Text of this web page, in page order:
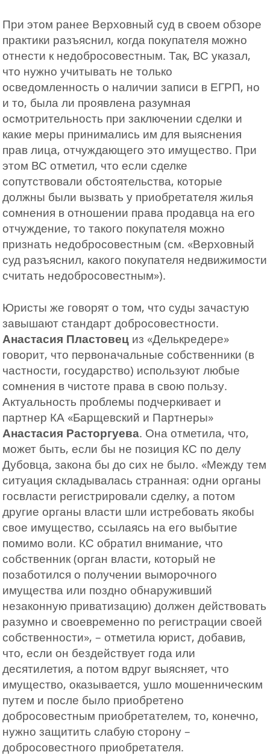
При этом ранее Верховный суд в своем обзоре
практики разъяснил, когда покупателя можно
отнести к недобросовестным. Так, ВС указал,
что нужно учитывать не только
осведомленность о наличии записи в ЕГРП, но
и то, была ли проявлена разумная
осмотрительность при заключении сделки и
какие меры принимались им для выяснения
прав лица, отчуждающего это имущество. При
этом ВС отметил, что если сделке
сопутствовали обстоятельства, которые
должны были вызвать у приобретателя жилья
сомнения в отношении права продавца на его
отчуждение, то такого покупателя можно
признать недобросовестным (см. «Верховный
суд разъяснил, какого покупателя недвижимости
считать недобросовестным»).
Юристы же говорят о том, что суды зачастую
завышают стандарт добросовестности.
Анастасия Пластовец из «Делькредере»
говорит, что первоначальные собственники (в
частности, государство) используют любые
сомнения в чистоте права в свою пользу.
Актуальность проблемы подчеркивает и
партнер КА «Барщевский и Партнеры»
Анастасия Расторгуева. Она отметила, что,
может быть, если бы не позиция КС по делу
Дубовца, закона бы до сих не было. «Между тем
ситуация складывалась странная: одни органы
госвласти регистрировали сделку, а потом
другие органы власти шли истребовать якобы
свое имущество, ссылаясь на его выбытие
помимо воли. КС обратил внимание, что
собственник (орган власти, который не
позаботился о получении выморочного
имущества или поздно обнаруживший
незаконную приватизацию) должен действовать
разумно и своевременно по регистрации своей
собственности», – отметила юрист, добавив,
что, если он бездействует года или
десятилетия, а потом вдруг выясняет, что
имущество, оказывается, ушло мошенническим
путем и после было приобретено
добросовестным приобретателем, то, конечно,
нужно защитить слабую сторону –
добросовестного приобретателя.